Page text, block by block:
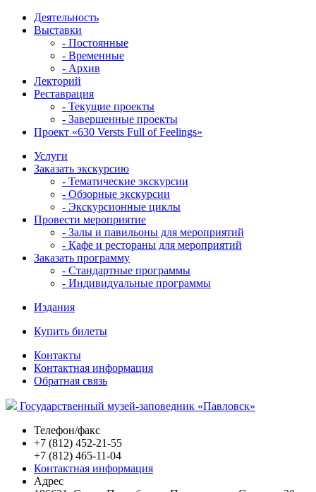
Деятельность
Выставки
- Постоянные
- Временные
- Архив
Лекторий
Реставрация
- Текущие проекты
- Завершенные проекты
Проект «630 Versts Full of Feelings»
Услуги
Заказать экскурсию
- Тематические экскурсии
- Обзорные экскурсии
- Экскурсионные циклы
Провести мероприятие
- Залы и павильоны для мероприятий
- Кафе и рестораны для мероприятий
Заказать программу
- Стандартные программы
- Индивидуальные программы
Издания
Купить билеты
Контакты
Контактная информация
Обратная связь
Государственный музей-заповедник «Павловск»
Телефон/факс
+7 (812) 452-21-55
+7 (812) 465-11-04
Контактная информация
Адрес